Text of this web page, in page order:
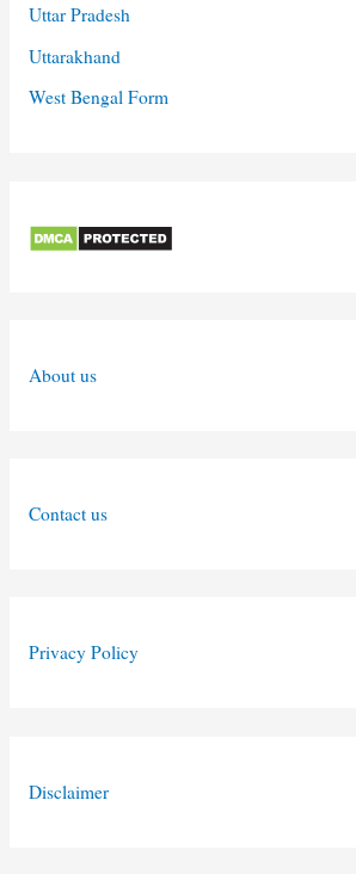
Uttar Pradesh
Uttarakhand
West Bengal Form
About us
Contact us
Privacy Policy
Disclaimer